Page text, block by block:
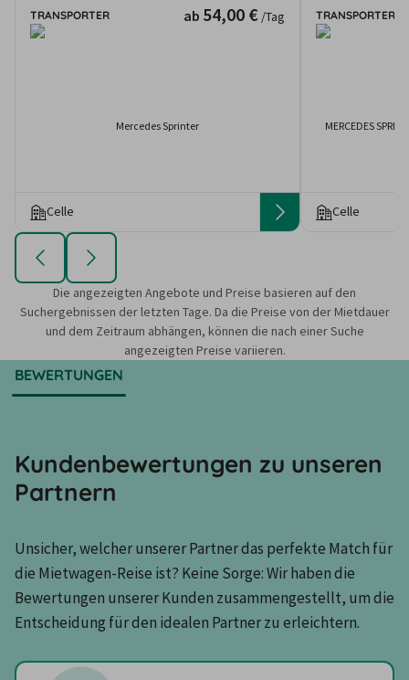
TRANSPORTER ab 54,00 € /Tag
Mercedes Sprinter
Celle
TRANSPORTER
MERCEDES
Celle
Die angezeigten Angebote und Preise basieren auf den
Suchergebnissen der letzten Tage. Da die Preise von der Mietdauer
und dem Zeitraum abhängen, können die nach einer Suche
angezeigten Preise variieren.
BEWERTUNGEN
Kundenbewertungen zu unseren
Partnern
Unsicher, welcher unserer Partner das perfekte Match für
die Mietwagen-Reise ist? Keine Sorge: Wir haben die
Bewertungen unserer Kunden zusammengestellt, um die
Entscheidung für den idealen Partner zu erleichtern.